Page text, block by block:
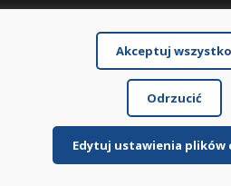
Akceptuj wszystko
Odrzucić
Edytuj ustawienia plików